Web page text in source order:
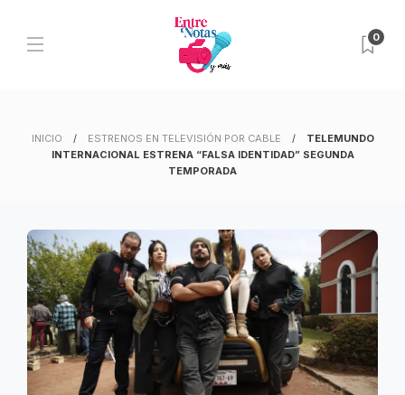
0
INICIO ESTRENOS EN TELEVISIÓN POR CABLE
TELEMUNDO
INTERNACIONAL ESTRENA “FALSA IDENTIDAD” SEGUNDA
TEMPORADA